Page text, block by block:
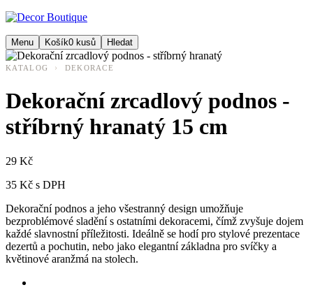
Menu Košík0 kusů Hledat
KATALOG › DEKORACE
Dekorační zrcadlový podnos -
stříbrný hranatý 15 cm
29 Kč
35 Kč s DPH
Dekorační podnos a jeho všestranný design umožňuje
bezproblémové sladění s ostatními dekoracemi, čímž zvyšuje dojem
každé slavnostní příležitosti. Ideálně se hodí pro stylové prezentace
dezertů a pochutin, nebo jako elegantní základna pro svíčky a
květinové aranžmá na stolech.